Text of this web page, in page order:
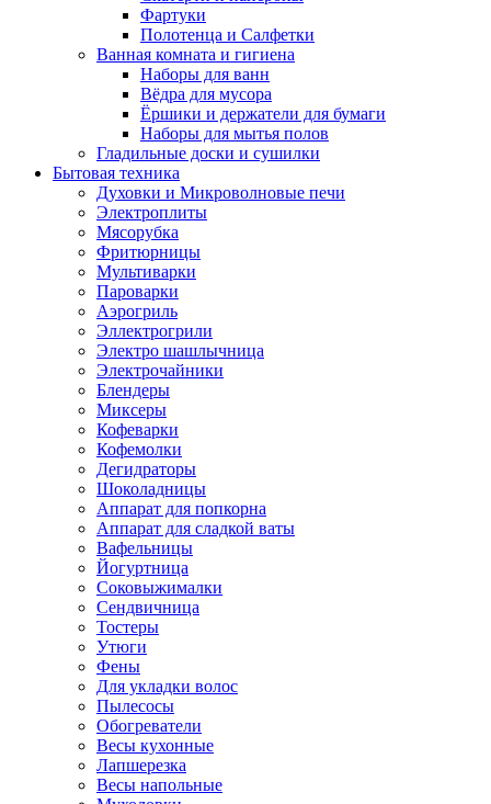
Фартуки
Полотенца и Салфетки
Ванная комната и гигиена
Наборы для ванн
Вёдра для мусора
Ёршики и держатели для бумаги
Наборы для мытья полов
Гладильные доски и сушилки
Бытовая техника
Духовки и Микроволновые печи
Электроплиты
Мясорубка
Фритюрницы
Мультиварки
Пароварки
Аэрогриль
Эллектрогрили
Электро шашлычница
Электрочайники
Блендеры
Миксеры
Кофеварки
Кофемолки
Дегидраторы
Шоколадницы
Аппарат для попкорна
Аппарат для сладкой ваты
Вафельницы
Йогуртница
Соковыжималки
Сендвичница
Тостеры
Утюги
Фены
Для укладки волос
Пылесосы
Обогреватели
Весы кухонные
Лапшерезка
Весы напольные